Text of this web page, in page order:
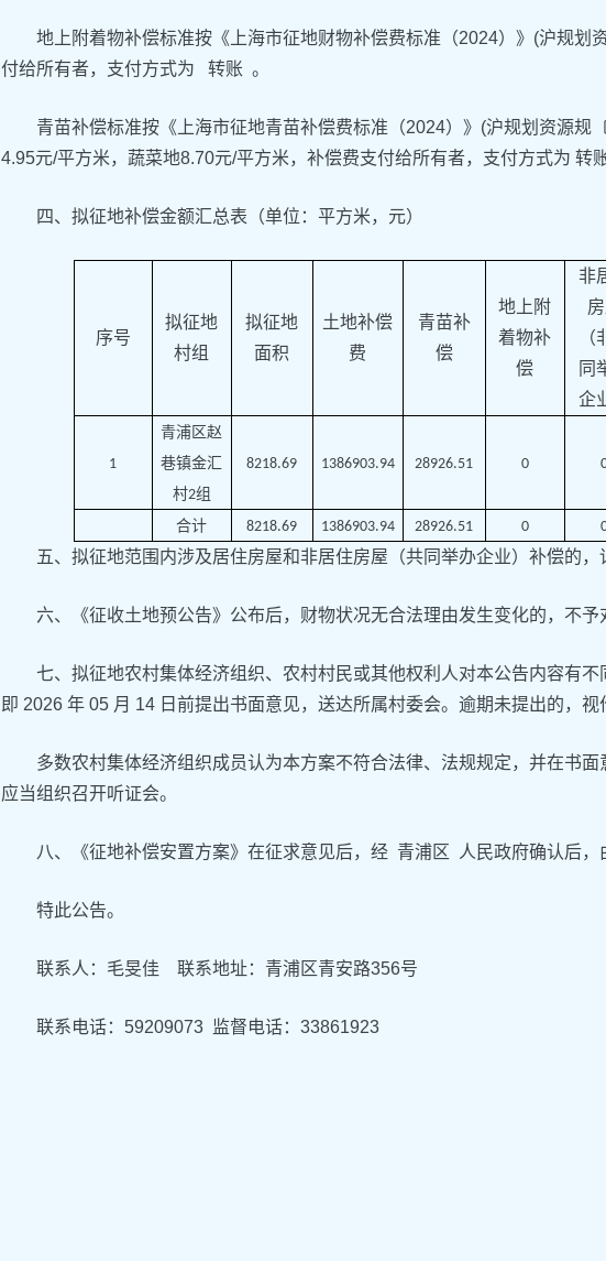
地上附着物补偿标准按《上海市征地财物补偿费标准（2024）》(沪规划
付给所有者，支付方式为 转账 。
青苗补偿标准按《上海市征地青苗补偿费标准（2024）》(沪规划资源规
4.95元/平方米，蔬菜地8.70元/平方米，补偿费支付给所有者，支付方式为 转
四、拟征地补偿金额汇总表（单位：平方米，元）
序号
拟征地
村组
拟征地
面积
土地补偿
费
青苗补
偿
地上附
着物补
偿
非
（
同
企
1
青浦区赵
巷镇金汇
村2组
8218.69 1386903.94 28926.51 0
合计 8218.69 1386903.94 28926.51 0
五、拟征地范围内涉及居住房屋和非居住房屋（共同举办企业）补偿的，
六、《征收土地预公告》公布后，财物状况无合法理由发生变化的，不予
七、拟征地农村集体经济组织、农村村民或其他权利人对本公告内容有不
即 2026 年 05 月 14 日前提出书面意见，送达所属村委会。逾期未提出的，视
多数农村集体经济组织成员认为本方案不符合法律、法规规定，并在书
应当组织召开听证会。
八、《征地补偿安置方案》在征求意见后，经 青浦区 人民政府确认后，
特此公告。
联系人：毛旻佳 联系地址：青浦区青安路356号
联系电话：59209073 监督电话：33861923